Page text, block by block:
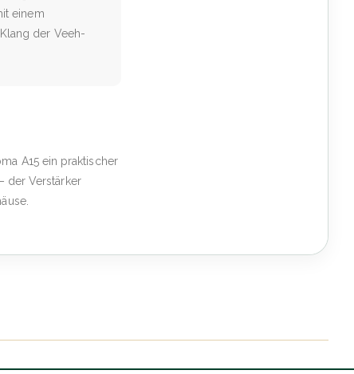
einem
der Veeh-
A15 ein praktischer
der Verstärker